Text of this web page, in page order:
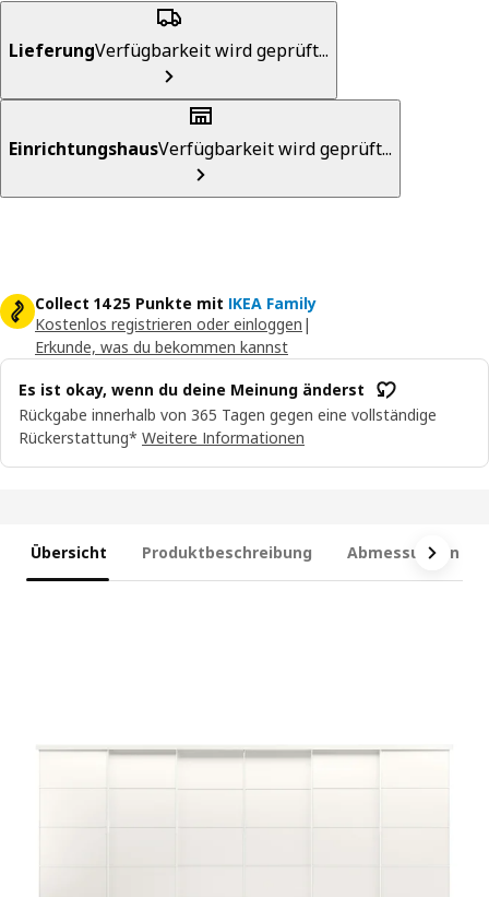
LieferungVerfügbarkeit wird geprüft...
EinrichtungshausVerfügbarkeit wird geprüft...
Collect 1425 Punkte mit IKEA Family
Kostenlos registrieren oder einloggen |
Erkunde, was du bekommen kannst
Es ist okay, wenn du deine Meinung änderst
Rückgabe innerhalb von 365 Tagen gegen eine vollständige
Rückerstattung* Weitere Informationen
Übersicht Produktbeschreibung Abmessungen